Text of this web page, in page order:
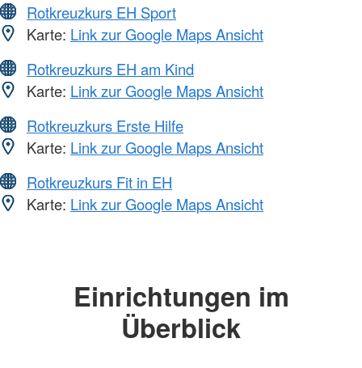
Rotkreuzkurs EH Sport
Karte: Link zur Google Maps Ansicht
Rotkreuzkurs EH am Kind
Karte: Link zur Google Maps Ansicht
Rotkreuzkurs Erste Hilfe
Karte: Link zur Google Maps Ansicht
Rotkreuzkurs Fit in EH
Karte: Link zur Google Maps Ansicht
Einrichtungen im
Überblick